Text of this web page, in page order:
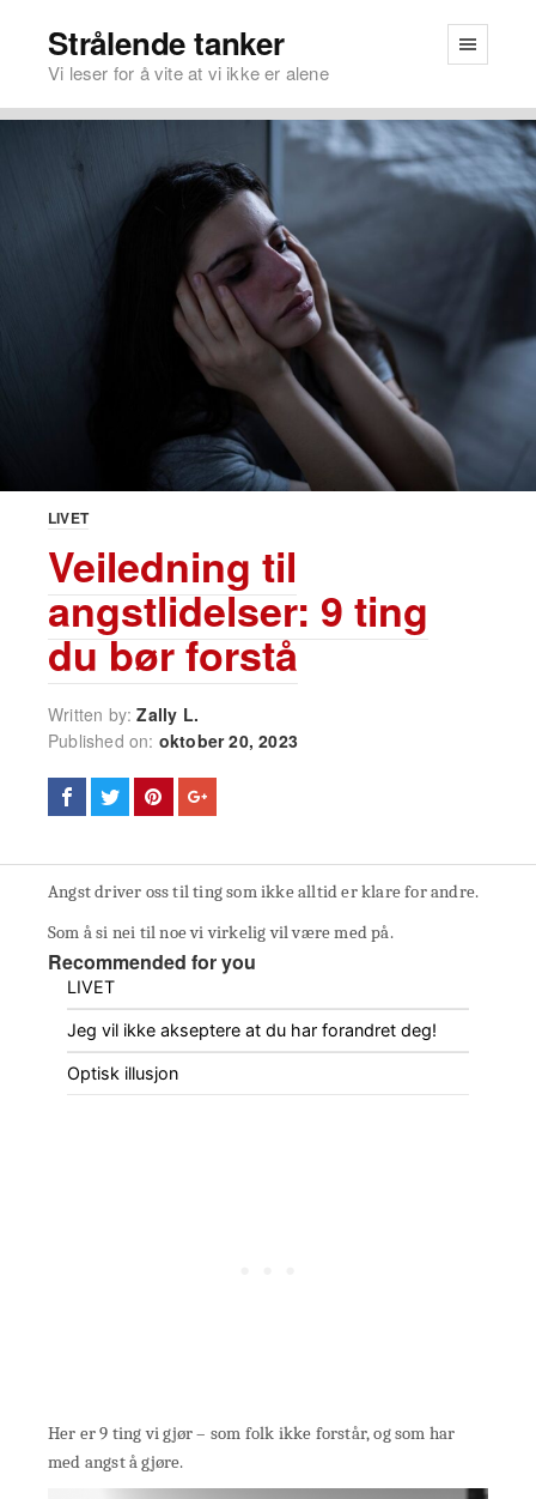
Strålende tanker
Vi leser for å vite at vi ikke er alene
LIVET
Veiledning til
angstlidelser: 9 ting
du bør forstå
Written by:Zally L.
Published on: oktober 20, 2023
Angst driver oss til ting som ikke alltid er klare for andre.
Som å si nei til noe vi virkelig vil være med på.
Recommended for you
LIVET
Jeg vil ikke akseptere at du har forandret deg!
Optisk illusjon
Her er 9 ting vi gjør – som folk ikke forstår, og som har
med angst å gjøre.